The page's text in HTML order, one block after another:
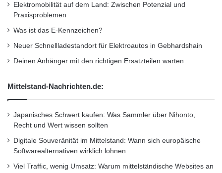
Gewichts-/Leistungsklassen eingeteilt: bis 22
Watt pro Kilogramm, bis 34 Watt pro
Kilogramm und ab 35 Watt pro Kilogramm. In
der EU übliche Fahrzeuge gehören fast
wiederum ist zweigeteilt in Fahrzeuge mit einer
Höchstgeschwindigkeit über oder unter 120
Stundenkilometern. Vergleich: Beim NEFZ gibt
es keine Klasseneinteilung. Auch anders als
beim bisherigen Standard: die
Elektromobilität auf dem Land: Zwischen Potenzial und
Praxisproblemen
Was ist das E-Kennzeichen?
Neuer Schnellladestandort für Elektroautos in Gebhardshain
Deinen Anhänger mit den richtigen Ersatzteilen warten
Mittelstand-Nachrichten.de:
Japanisches Schwert kaufen: Was Sammler über Nihonto,
Recht und Wert wissen sollten
Digitale Souveränität im Mittelstand: Wann sich europäische
Softwarealternativen wirklich lohnen
Viel Traffic, wenig Umsatz: Warum mittelständische Websites an